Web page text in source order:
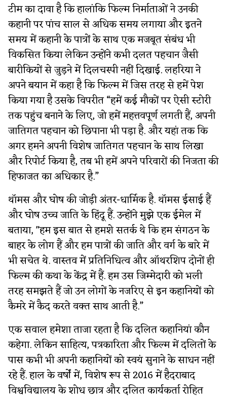
टीम का दावा है कि हालांकि फिल्म निर्माताओं ने उनकी
कहानी पर पांच साल से अधिक समय लगाया और इतने
समय में कहानी के पात्रों के साथ एक मजबूत संबंध भी
विकसित किया लेकिन उन्होंने कभी दलत पहचान जैसी
बारीकियों से जुड़ने में दिलचस्पी नहीं दिखाई. लहरिया ने
अपने बयान में कहा है कि फिल्म में जिस तरह से हमें पेश
किया गया है उसके विपरीत “हमें कई मौकों पर ऐसी स्टोरी
तक पहुंच बनाने के लिए, जो हमें महत्तवपूर्ण लगती हैं, अपनी
जातिगत पहचान को छिपाना भी पड़ा है. और यहां तक कि
अगर हमने अपनी विशेष जातिगत पहचान के साथ लिखा
और रिपोर्ट किया है, तब भी हमें अपने परिवारों की निजता की
हिफाजत का अधिकार है.”
थॉमस और घोष की जोड़ी अंतर-धार्मिक है. थॉमस ईसाई हैं
और घोष उच्च जाति के हिंदू हैं. उन्होंने मुझे एक ईमेल में
बताया, "हम इस बात से हमशे सतर्क थे कि हम संगठन के
बाहर के लोग हैं और हम पात्रों की जाति और वर्ग के बारे में
भी सचेत थे. वास्तव में प्रतिनिधित्व और ऑथरशिप दोनों ही
फिल्म की कथा के केंद्र में हैं. हम उस जिम्मेदारी को भली
तरह समझते हैं जो उन लोगों के नजरिए से इन कहानियों को
कैमरे में कैद करते वक्त साथ आती है.”
एक सवाल हमेशा ताजा रहता है कि दलित कहानियां कौन
कहेगा. लेकिन साहित्य, पत्रकारिता और फिल्म में दलितों के
पास कभी भी अपनी कहानियों को स्वयं सुनाने के साधन नहीं
रहे हैं. हाल के वर्षों में, विशेष रूप से 2016 में हैदराबाद
विश्वविद्यालय के शोध छात्र और दलित कार्यकर्ता रोहित